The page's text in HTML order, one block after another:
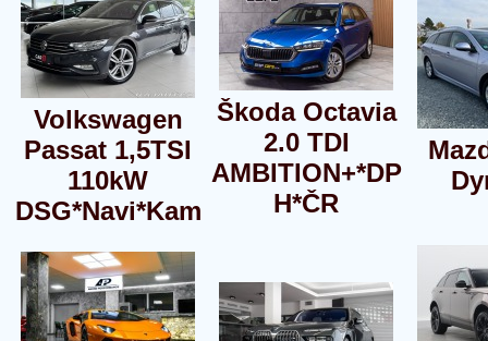
Volkswagen
Passat 1,5TSI
110kW
DSG*Navi*Kam
Škoda Octavia
2.0 TDI
AMBITION+*DP
H*ČR